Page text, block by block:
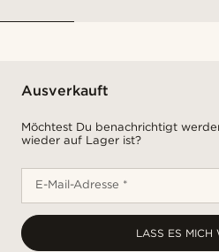
Ausverkauft
Möchtest Du benachrichtigt
wieder auf Lager ist?
E-Mail-Adresse *
LASS ES MICH